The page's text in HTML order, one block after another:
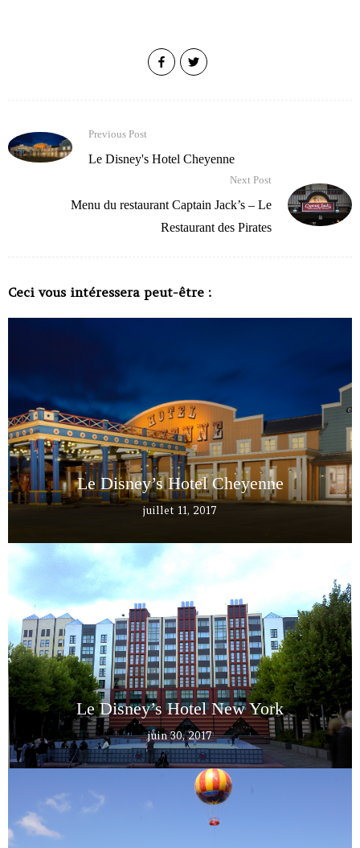
Previous Post
Le Disney's Hotel Cheyenne
Next Post
Menu du restaurant Captain Jack’s – Le
Restaurant des Pirates
Ceci vous intéressera peut-être :
Le Disney’s Hotel Cheyenne
juillet 11, 2017
Le Disney’s Hotel New York
juin 30, 2017